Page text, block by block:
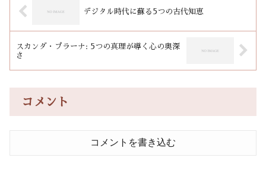
デジタル時代に蘇る5つの古代知恵
スカンダ・プラーナ: 5つの真理が導く心の奥深
さ
コメント
コメントを書き込む